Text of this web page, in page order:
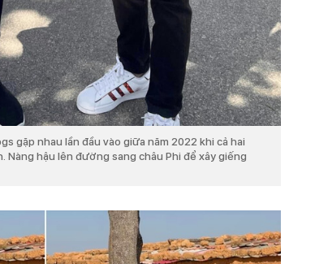
gặp nhau lần đầu vào giữa năm 2022 khi cả hai
hậu lên đường sang châu Phi để xây giếng